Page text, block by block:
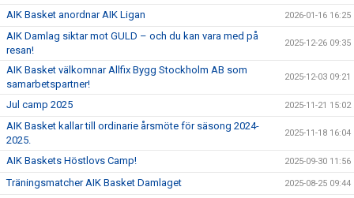
AIK Basket anordnar AIK Ligan 2026-01-16 16:25
AIK Damlag siktar mot GULD – och du kan vara med på
resan!
2025-12-26 09:35
AIK Basket välkomnar Allfix Bygg Stockholm AB som
samarbetspartner!
2025-12-03 09:21
Jul camp 2025 2025-11-21 15:02
AIK Basket kallar till ordinarie årsmöte för säsong 2024-
2025.
2025-11-18 16:04
AIK Baskets Höstlovs Camp! 2025-09-30 11:56
Träningsmatcher AIK Basket Damlaget 2025-08-25 09:44